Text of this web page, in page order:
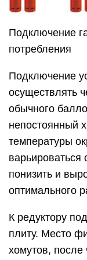
Подключение
потребления
Подключение
осуществлять
обычного
непостоянный
температуры
варьироваться
понизить и
оптимального
К редуктору
плиту. Место
хомутов, после